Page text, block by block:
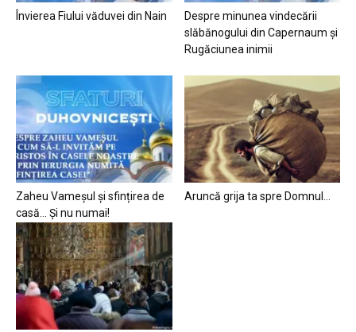
Învierea Fiului văduvei din Nain
Despre minunea vindecării
slăbănogului din Capernaum și
Rugăciunea inimii
Zaheu Vameșul și sfințirea de
casă… Și nu numai!
Aruncă grija ta spre Domnul…